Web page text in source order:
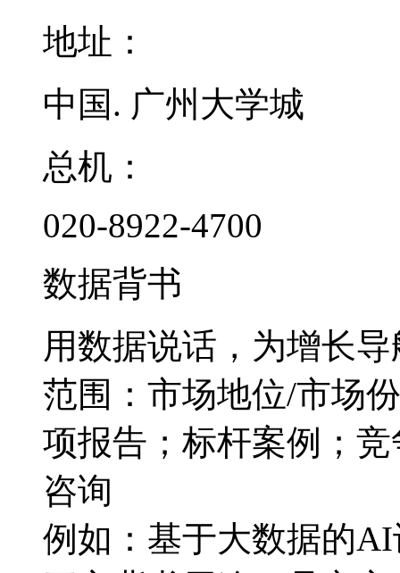
地址：
中国. 广州大学城
总机：
020-8922-4700
数据背书
用数据说话，为增长导
范围：市场地位/市场
项报告；标杆案例；
咨询
例如：基于大数据的